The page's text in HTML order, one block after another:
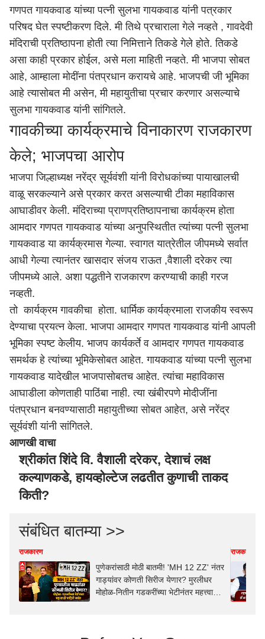
गणपत गायकवाड यांच्या पत्नी सुलभा गायकवाड यांनी पत्रकार
परिषद घेत स्पष्टीकरण दिले. मी तिथे प्रचाराला गेले नव्हते , गावदेवी
मंदिराची प्रतिष्ठापना होती त्या निमित्ताने तिकडे गेले होते. तिकडे
असा काही प्रकार होईल, असे मला माहिती नव्हते. मी भाजपा सोबत
आहे, आम्हाला मोदींना पंतप्रधान करायचे आहे. भाजपची जी भूमिका
आहे त्यासोबत मी असेन, मी महायुतीचा प्रचार करणार असल्याचे
सुलभा गायकवाड यांनी सांगितले.
गावकीच्या कार्यक्रमाचे विनाकारण राजकारण
केले; भाजपचा आरोप
भाजपा जिल्हाध्यक्ष नरेंद्र सूर्यवंशी यांनी विरोधकांच्या पायाखालची
वाळू सरकल्याने असे प्रकार करत असल्याची टीका महाविकास
आघाडीवर केली. मंदिराच्या प्राणप्रतिष्ठापनाचा कार्यक्रम होता
आमदार गणपत गायकवाड यांच्या अनुपस्थितीत त्यांच्या पत्नी सुलभा
गायकवाड या कार्यक्रमास गेल्या. स्वागत यात्रेतील जीपमध्ये सर्वात
आधी गेल्या त्यानंतर खासदार संजय राऊत ,वैशाली दरेकर त्या
जीपमध्ये आले. अशा पद्धतीने राजकारण करण्याची काही गरज
नव्हती.
तो कार्यक्रम गावकीचा होता. धार्मिक कार्यक्रमाला राजकीय स्वरूप
देण्याचा प्रयत्न केला. भाजपा आमदार गणपत गायकवाड यांनी आपली
भूमिका स्पष्ट केलीय. भाजप कार्यकर्ते व आमदार गणपत गायकवाड
समर्थक हे त्यांच्या भूमिकेसोबत आहेत. गायकवाड यांच्या पत्नी सुलभा
गायकवाड यादेखील भाजपासोबतच आहेत. त्यांचा महाविकास
आघाडीला कोणताही पाठिंबा नाही. त्या खंबीरपणे मोदीजींना
पंतप्रधान बनवण्यासाठी महायुतीच्या सोबत आहेत, असे नरेंद्र
सूर्यवंशी यांनी सांगितले.
आणखी वाचा
श्रीकांत शिंदे वि. वैशाली दरेकर, देशाचं लक्ष
कल्याणकडे, हायव्होल्टेज लढतीत कुणाची ताकद
किती?
संबंधित बातम्या >>
राजकारण
पुणेकरांसाठी मोठी बातमी! 'MH 12 ZZ' नंतर
गाड्यांवर कोणती सिरीज येणार? मुरलीधर
मोहोळ-नितीन गडकरींच्या भेटीनंतर महत्त्वाची
राजकारण